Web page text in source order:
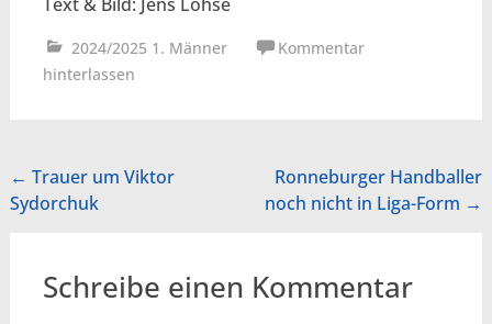
2024/2025 1. Männer
Kommentar
hinterlassen
Beitragsnavigation
← Trauer um Viktor
Sydorchuk
Ronneburger Handballer
noch nicht in Liga-Form →
Schreibe einen Kommentar